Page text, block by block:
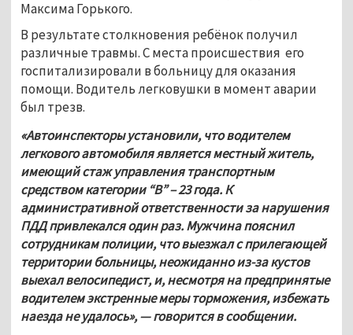
Максима Горького.
В результате столкновения ребёнок получил
различные травмы. С места происшествия  его
госпитализировали в больницу для оказания
помощи. Водитель легковушки в момент аварии
был трезв.
«Автоинспекторы установили, что водителем
легкового автомобиля является местный житель,
имеющий стаж управления транспортным
средством категории “В” – 23 года. К
административной ответственности за нарушения
ПДД привлекался один раз. Мужчина пояснил
сотрудникам полиции, что выезжал с прилегающей
территории больницы, неожиданно из-за кустов
выехал велосипедист, и, несмотря на предпринятые
водителем экстренные меры торможения, избежать
наезда не удалось», — говорится в сообщении.